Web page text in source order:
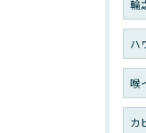
輪
ハ
喉
カ